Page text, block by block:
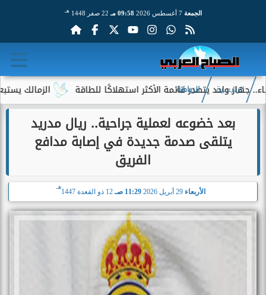
الجمعة 7 أغسطس 2026 09:58 مـ 22 صفر 1448 هـ
الزمالك يستبعد 4 لاعبين شباب من حساباته في الموسم الجديد يتصدر قائمة الأكثر استهلاكًا للطاقة
الرئيسية الرياضة
بعد خضوعه لعملية جراحية.. ريال مدريد
يتلقى صدمة جديدة في إصابة مدافع
الفريق
الأربعاء 29 أبريل 2026 11:29 صـ 12 ذو القعدة 1447
هـ